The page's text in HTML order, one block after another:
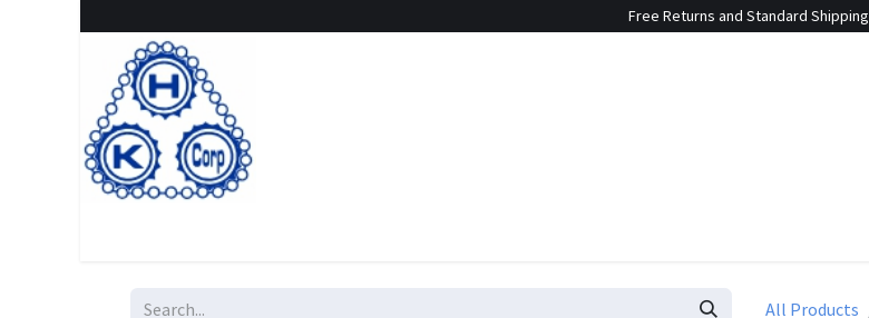
Free Returns and Standard Shipping
All Products